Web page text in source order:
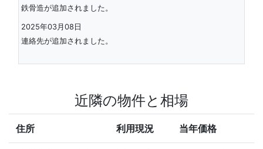
鉄骨造が追加されました。
2025年03月08日
連絡先が追加されました。
近隣の物件と相場
住所 利用現況 当年価格